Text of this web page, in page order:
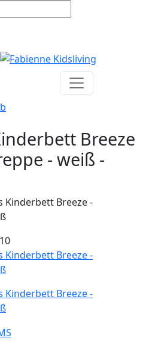
Breeze
- weiß -